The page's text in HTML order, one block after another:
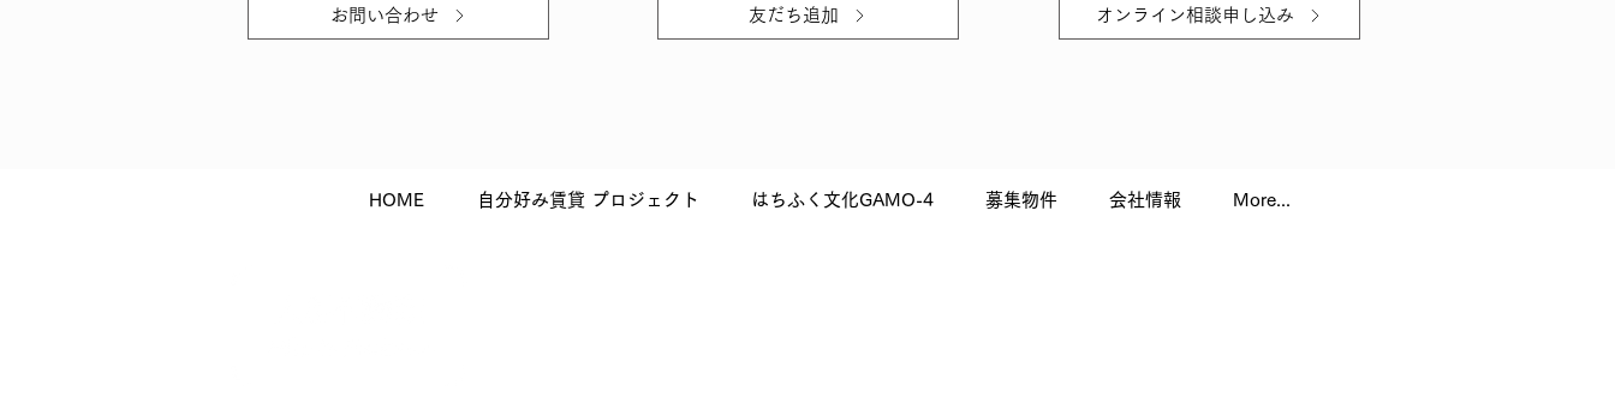
お問い合わせ 友だち追加 オンライン相談申し込み
HOME 自分好み賃貸 プロジェクト はちふく文化GAMO-4 募集物件 会社情報 More...